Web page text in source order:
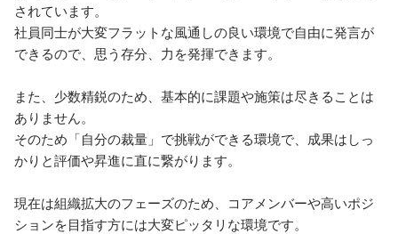
されています。
社員同士が大変フラットな風通しの良い環境で自由に発言が
できるので、思う存分、力を発揮できます。
また、少数精鋭のため、基本的に課題や施策は尽きることは
ありません。
そのため「自分の裁量」で挑戦ができる環境で、成果はしっ
かりと評価や昇進に直に繋がります。
現在は組織拡大のフェーズのため、コアメンバーや高いポジ
ションを目指す方には大変ピッタリな環境です。